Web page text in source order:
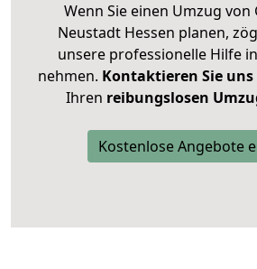
Wenn Sie einen Umzug von
Neustadt Hessen planen,
unsere professionelle Hilfe
nehmen. Kontaktieren Sie
Ihren reibungslosen
Kostenlose Angebote